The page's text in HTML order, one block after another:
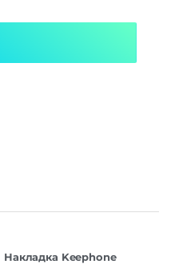
Накладка Keephone